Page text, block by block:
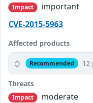
Impact
important
CVE-2015-5963
Affected products
Recommended 12
Threats
Impact
moderate